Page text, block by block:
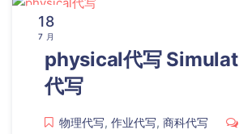
18
7 月
physical代写
代写
物理代写, 作业代写, 商科代写